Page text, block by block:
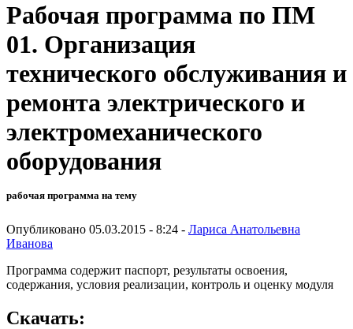
Рабочая программа по ПМ
01. Организация
технического обслуживания и
ремонта электрического и
электромеханического
оборудования
рабочая программа на тему
Опубликовано 05.03.2015 - 8:24 - Лариса Анатольевна
Иванова
Программа содержит паспорт, результаты освоения,
содержания, условия реализации, контроль и оценку модуля
Скачать: